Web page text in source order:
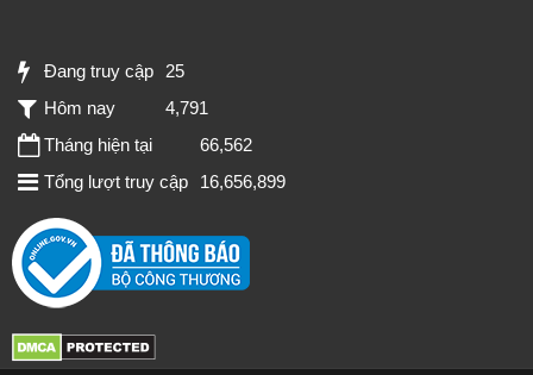
Đang truy cập
25
Hôm nay
4,791
Tháng hiện tại
66,562
Tổng lượt truy cập
16,656,899